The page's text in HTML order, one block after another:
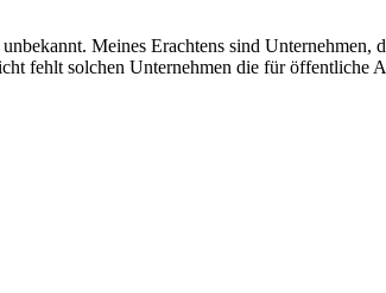
Meines Erachtens sind Unternehmen,
fehlt solchen Unternehmen die für öffentliche